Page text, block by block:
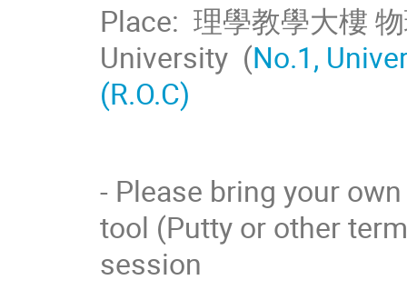
Place: 理學教學大樓
University (No.1,
(R.O.C)
- Please bring your
tool (Putty or other
session